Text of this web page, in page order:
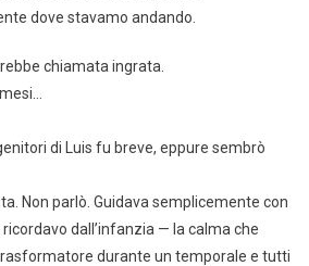
dove stavamo andando.
chiamata ingrata.
di Luis fu breve, eppure sembrò
Non parlò. Guidava semplicemente con
dall’infanzia — la calma che
durante un temporale e tutti